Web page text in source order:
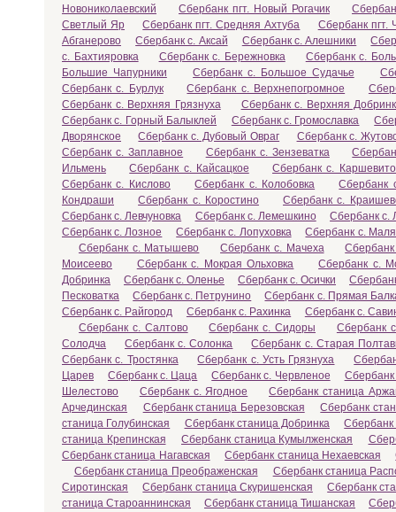
Новониколаевский
Сбербанк пгт. Новый Рогачик
Светлый Яр
Сбербанк пгт. Средняя Ахтуба
Сбербанк пгт.
Абганерово
Сбербанк с. Аксай Сбербанк с. Алешники
с. Бахтияровка
Сбербанк с. Бережновка
Сбербанк с.
Большие Чапурники
Сбербанк с. Большое Судачье
Сбербанк с. Бурлук
Сбербанк с. Верхнепогромное
Сбербанк с. Верхняя Грязнуха
Сбербанк с. Верхняя
Сбербанк с. Горный Балыклей
Сбербанк с. Громославка
Дворянское
Сбербанк с. Дубовый Овраг
Сбербанк с.
Сбербанк с. Заплавное
Сбербанк с. Зензеватка
Ильмень
Сбербанк с. Кайсацкое
Сбербанк с.
Сбербанк с. Кислово
Сбербанк с. Колобовка
Сбербанк
Кондраши
Сбербанк с. Коростино
Сбербанк с.
Сбербанк с. Левчуновка
Сбербанк с. Лемешкино
Сбербанк с.
Сбербанк с. Лозное
Сбербанк с. Лопуховка
Сбербанк с.
Сбербанк с. Матышево
Сбербанк с. Мачеха
Моисеево
Сбербанк с. Мокрая Ольховка
Сбербанк с.
Добринка
Сбербанк с. Оленье Сбербанк с. Осички
Песковатка
Сбербанк с. Петрунино
Сбербанк с. Прямая
Сбербанк с. Райгород
Сбербанк с. Рахинка
Сбербанк с.
Сбербанк с. Салтово
Сбербанк с. Сидоры
Сбербанк
Солодча
Сбербанк с. Солонка
Сбербанк с. Старая
Сбербанк с. Тростянка
Сбербанк с. Усть Грязнуха
Царев
Сбербанк с. Цаца Сбербанк с. Червленое
Сбербанк
Шелестово
Сбербанк с. Ягодное
Сбербанк станица
Арчединская
Сбербанк станица Березовская
Сбербанк
станица Голубинская
Сбербанк станица Добринка
Сбербанк
станица Крепинская
Сбербанк станица Кумылженская
Сбербанк станица Нагавская
Сбербанк станица Нехаевская
Сбербанк станица Преображенская
Сбербанк станица
Сиротинская
Сбербанк станица Скуришенская
Сбербанк
станица Староаннинская
Сбербанк станица Тишанская